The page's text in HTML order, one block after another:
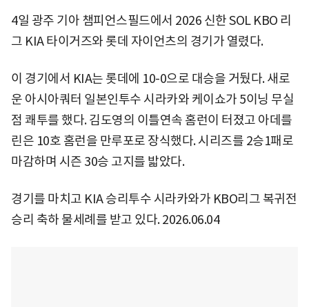
4일 광주 기아 챔피언스필드에서 2026 신한 SOL KBO 리
그 KIA 타이거즈와 롯데 자이언츠의 경기가 열렸다.
이 경기에서 KIA는 롯데에 10-0으로 대승을 거뒀다. 새로
운 아시아쿼터 일본인투수 시라카와 케이쇼가 5이닝 무실
점 쾌투를 했다. 김도영의 이틀연속 홈런이 터졌고 아데를
린은 10호 홈런을 만루포로 장식했다. 시리즈를 2승1패로
마감하며 시즌 30승 고지를 밟았다.
경기를 마치고 KIA 승리투수 시라카와가 KBO리그 복귀전
승리 축하 물세례를 받고 있다. 2026.06.04